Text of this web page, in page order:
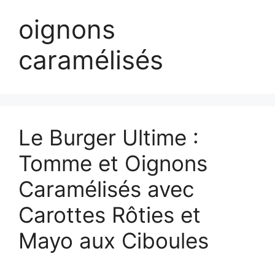
oignons
caramélisés
Le Burger Ultime :
Tomme et Oignons
Caramélisés avec
Carottes Rôties et
Mayo aux Ciboules